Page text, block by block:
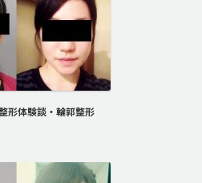
形体験談・輪郭整形